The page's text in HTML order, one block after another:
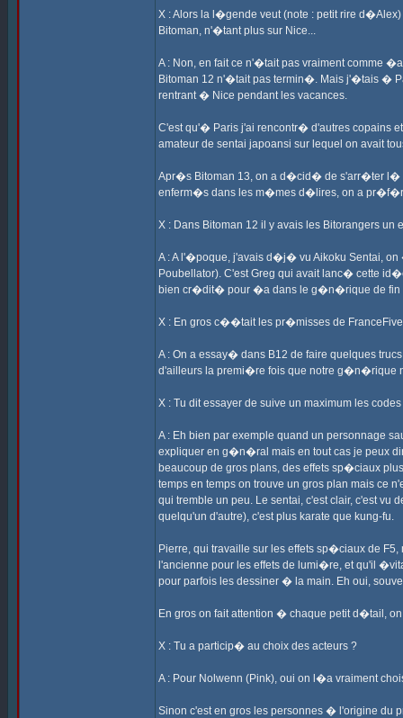
X : Alors la l�gende veut (note : petit rire
Bitoman, n'�tant plus sur Nice...
A : Non, en fait ce n'�tait pas vraiment comme
Bitoman 12 n'�tait pas termin�. Mais j'�tais �
rentrant � Nice pendant les vacances.
C'est qu'� Paris j'ai rencontr� d'autres copains
amateur de sentai japoansi sur lequel on avait
Apr�s Bitoman 13, on a d�cid� de s'arr�ter l�
enferm�s dans les m�mes d�lires, on a
X : Dans Bitoman 12 il y avais les Bitorangers
A : A l'�poque, j'avais d�j� vu Aikoku Sentai,
Poubellator). C'est Greg qui avait lanc� cette
bien cr�dit� pour �a dans le g�n�rique de fin
X : En gros c��tait les pr�misses de FranceFive
A : On a essay� dans B12 de faire quelques
d'ailleurs la premi�re fois que notre
X : Tu dit essayer de suive un maximum les
A : Eh bien par exemple quand un personnage
expliquer en g�n�ral mais en tout cas je peux
beaucoup de gros plans, des effets sp�ciaux
temps en temps on trouve un gros plan mais ce
qui tremble un peu. Le sentai, c'est clair, c'est
quelqu'un d'autre), c'est plus karate que kung-fu.
Pierre, qui travaille sur les effets sp�ciaux de
l'ancienne pour les effets de lumi�re, et qu'il
pour parfois les dessiner � la main. Eh oui,
En gros on fait attention � chaque petit d�tail,
X : Tu a particip� au choix des acteurs ?
A : Pour Nolwenn (Pink), oui on l�a vraiment
Sinon c'est en gros les personnes � l'origine du